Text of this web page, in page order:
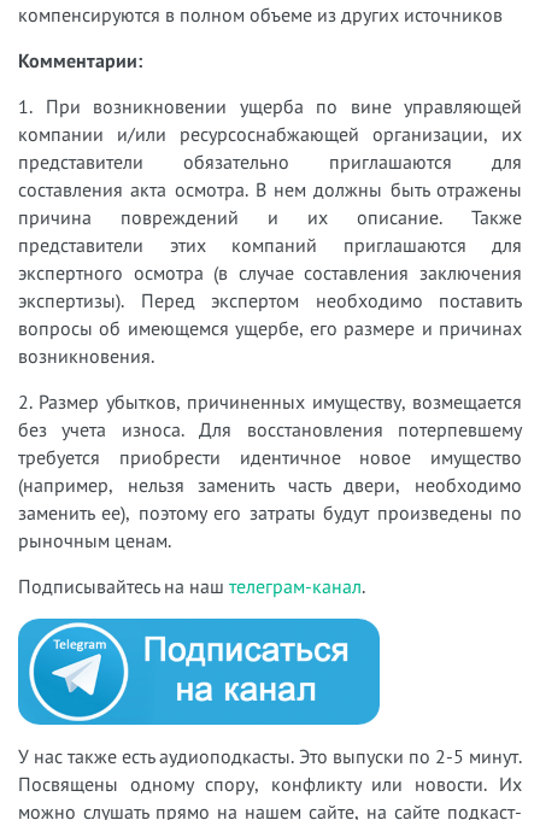
компенсируются в полном объеме из других источников
Комментарии:
1. При возникновении ущерба по вине управляющей
компании и/или ресурсоснабжающей организации, их
представители обязательно приглашаются для
составления акта осмотра. В нем должны быть отражены
причина повреждений и их описание. Также
представители этих компаний приглашаются для
экспертного осмотра (в случае составления заключения
экспертизы). Перед экспертом необходимо поставить
вопросы об имеющемся ущербе, его размере и причинах
возникновения.
2. Размер убытков, причиненных имуществу, возмещается
без учета износа. Для восстановления потерпевшему
требуется приобрести идентичное новое имущество
(например, нельзя заменить часть двери, необходимо
заменить ее), поэтому его затраты будут произведены по
рыночным ценам.
Подписывайтесь на наш телеграм-канал.
У нас также есть аудиоподкасты. Это выпуски по 2-5 минут.
Посвящены одному спору, конфликту или новости. Их
можно слушать прямо на нашем сайте, на сайте подкаст-